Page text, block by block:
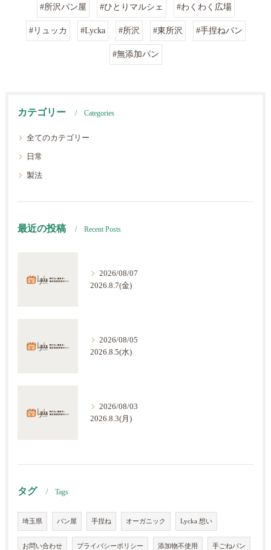
#所沢パン屋 #ひとりマルシェ #わくわく広場
#リュッカ #Lycka #所沢 #東所沢 #手捏ねパン
#無添加パン
カテゴリー Categories
全てのカテゴリー
日常
製法
最近の投稿 Recent Posts
2026/08/07
2026.8.7(金)
2026/08/05
2026.8.5(水)
2026/08/03
2026.8.3(月)
タグ Tags
埼玉県 パン屋 手捏ね オーガニック Lycka 想い
お問い合わせ プライバシーポリシー 添加物不使用 手ごねパン